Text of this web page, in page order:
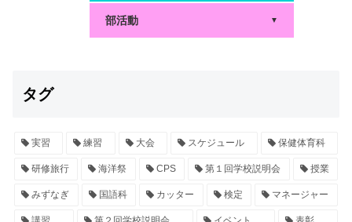
部活動 ▼
タグ
実習 練習 大会 スケジュール 保健体育科
研修旅行 海洋祭 CPS 第１回学校説明会 授業
みずなぎ 国語科 カッター 検定 マネージャー